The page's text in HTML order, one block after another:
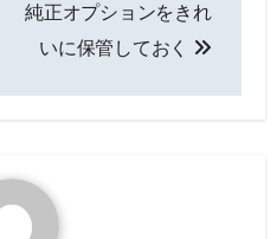
純正オプションをきれ
いに保管しておく